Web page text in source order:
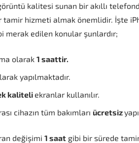
kalitesi sunan bir akıllı
tamir hizmeti almak önemlidir. İşte
merak edilen konular şunlardır;
olarak 1 saattir.
yapılmaktadır.
kaliteli ekranlar kullanılır.
cihazın tüm bakımları ücretsiz
değişimi 1 saat gibi bir sürede